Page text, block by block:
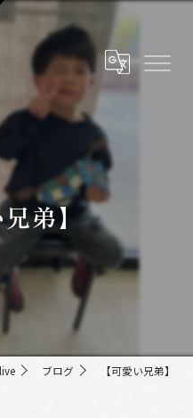
弟】
ブログ 【可愛い兄弟】